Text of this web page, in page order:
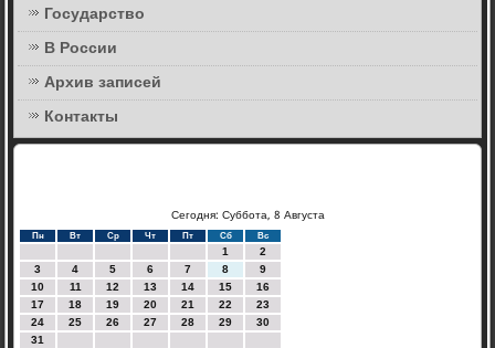
Государство
В России
Архив записей
Контакты
Сегодня: Суббота, 8 Августа
Пн Вт Ср Чт Пт Сб Вс
1
2
3
4 5 6 7 8
9
10
11 12 13 14 15
16
17
18 19 20 21 22
23
24
25 26 27 28 29
30
31